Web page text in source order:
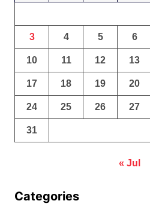
3 4 5 6
10 11 12 13
17 18 19 20
24 25 26 27
31
« Jul
Categories